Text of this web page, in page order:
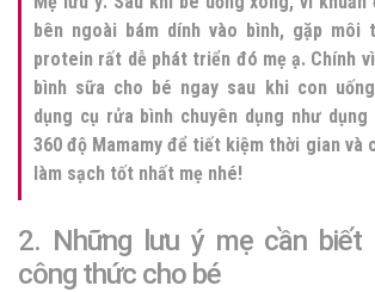
bên ngoài bám dính vào bình, gặp môi
protein rất dễ phát triển đó mẹ ạ. Chính
bình sữa cho bé ngay sau khi con
dụng cụ rửa bình chuyên dụng như
360 độ Mamamy để tiết kiệm thời gian và
làm sạch tốt nhất mẹ nhé!
2. Những lưu ý mẹ cần biết
công thức cho bé